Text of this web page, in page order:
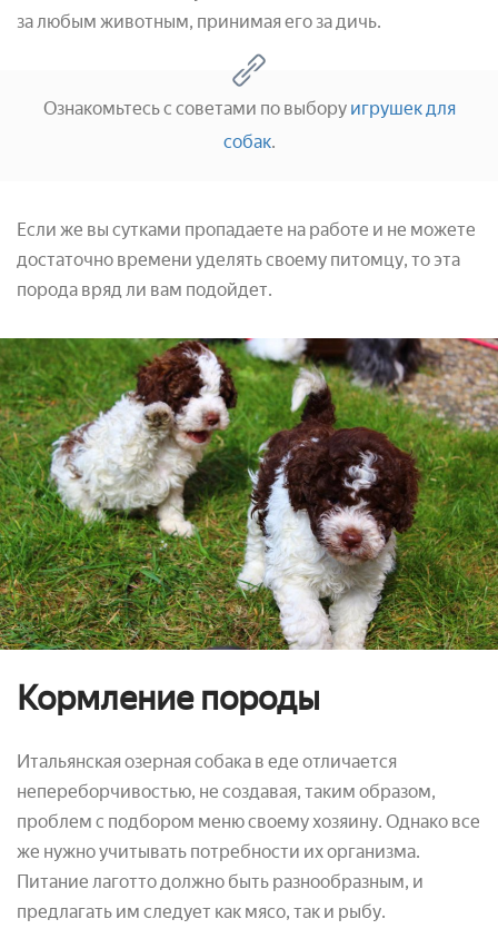
за любым животным, принимая его за дичь.
Ознакомьтесь с советами по выбору игрушек для
собак.
Если же вы сутками пропадаете на работе и не можете
достаточно времени уделять своему питомцу, то эта
порода вряд ли вам подойдет.
Кормление породы
Итальянская озерная собака в еде отличается
непереборчивостью, не создавая, таким образом,
проблем с подбором меню своему хозяину. Однако все
же нужно учитывать потребности их организма.
Питание лаготто должно быть разнообразным, и
предлагать им следует как мясо, так и рыбу.